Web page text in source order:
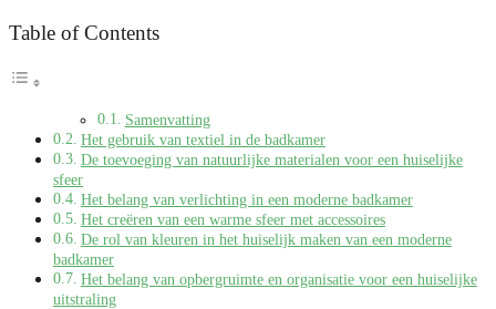
Table of Contents
Samenvatting
Het gebruik van textiel in de badkamer
De toevoeging van natuurlijke materialen voor een huiselijke
sfeer
Het belang van verlichting in een moderne badkamer
Het creëren van een warme sfeer met accessoires
De rol van kleuren in het huiselijk maken van een moderne
badkamer
Het belang van opbergruimte en organisatie voor een huiselijke
uitstraling